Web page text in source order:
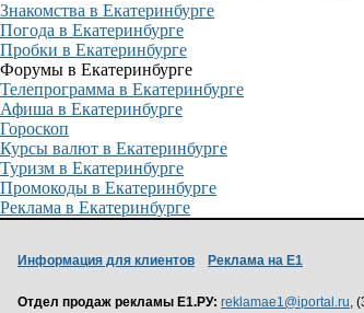
Знакомства в Екатеринбурге
Погода в Екатеринбурге
Пробки в Екатеринбурге
Форумы в Екатеринбурге
Телепрограмма в Екатеринбурге
Афиша в Екатеринбурге
Гороскоп
Курсы валют в Екатеринбурге
Туризм в Екатеринбурге
Промокоды в Екатеринбурге
Реклама в Екатеринбурге
Информация для клиентов Реклама на Е1
Отдел продаж рекламы Е1.РУ: reklamae1@iportal.ru,